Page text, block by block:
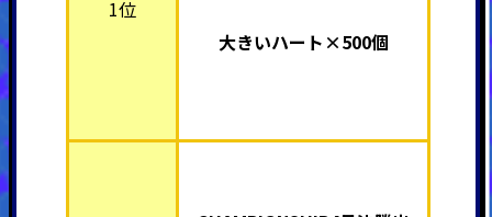
1位
大きいハート×500個